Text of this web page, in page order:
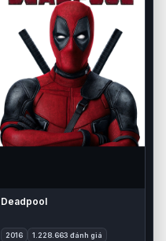
Deadpool
2016 1.228.663 đánh giá